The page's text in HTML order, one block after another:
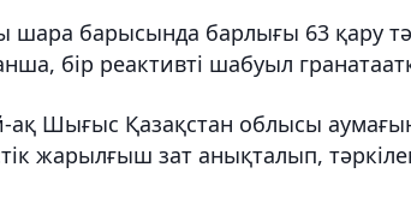
шара барысында барлығы 63 қару
бір реактивті шабуыл
ақ Шығыс Қазақстан облысы
жарылғыш зат анықталып,